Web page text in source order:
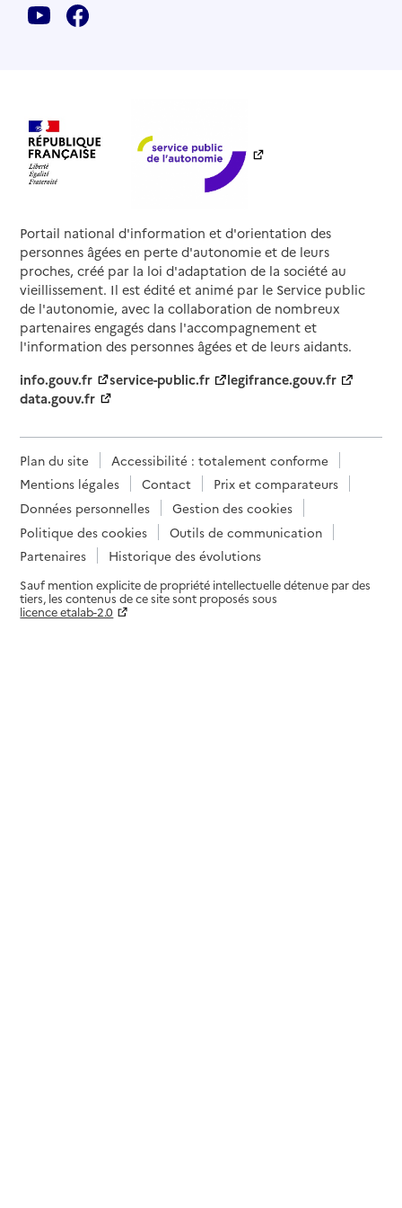
Portail national d'information et d'orientation des
personnes âgées en perte d'autonomie et de leurs
proches, créé par la loi d'adaptation de la société au
vieillissement. Il est édité et animé par le Service public
de l'autonomie, avec la collaboration de nombreux
partenaires engagés dans l'accompagnement et
l'information des personnes âgées et de leurs aidants.
info.gouv.fr
service-public.fr
legifrance.gouv.fr
data.gouv.fr
Plan du site
Accessibilité : totalement conforme
Mentions légales
Contact
Prix et comparateurs
Données personnelles
Gestion des cookies
Politique des cookies
Outils de communication
Partenaires
Historique des évolutions
Sauf mention explicite de propriété intellectuelle détenue par des
tiers, les contenus de ce site sont proposés sous
licence etalab-2.0